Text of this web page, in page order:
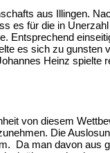
aus Illingen.
es für die in
Entsprechend
es sich zu gunsten
Heinz spielte
von diesem
Die
Da man davon aus